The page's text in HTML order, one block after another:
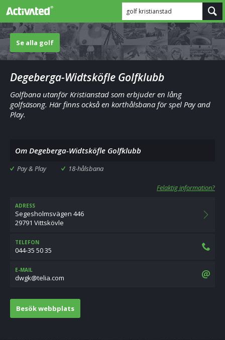
golf kristianstad
Se alla golf
Degeberga-Widtsköfle Golfklubb
Golfbana utanför Kristianstad som erbjuder en lång
golfsäsong. Här finns också en korthålsbana för spel Pay and
Play.
Om Degeberga-Widtsköfle Golfklubb
Pay & Play 18-hålsbana
Felaktig information?
ADRESS
Segesholmsvägen 446
29791 Vittskövle
TELEFON
044-35 50 35
E-MAIL
moc.ailet@kgwd
Besök webbplats